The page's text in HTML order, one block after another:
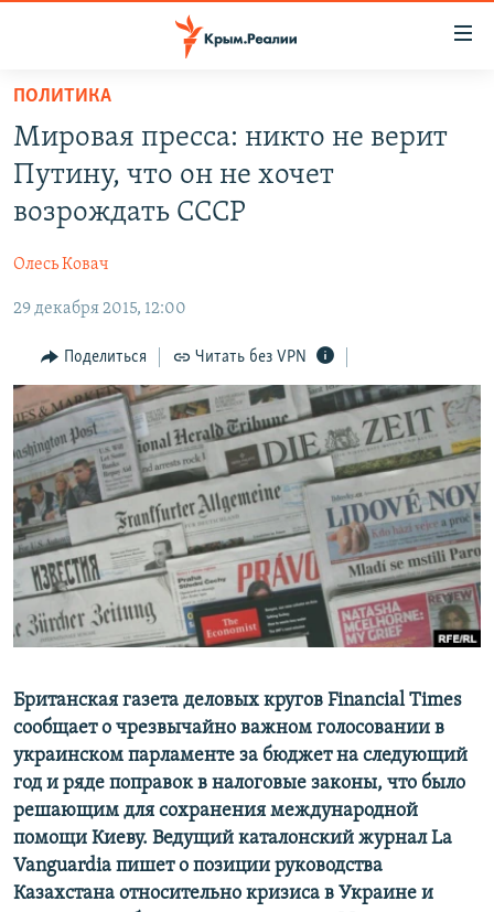
Вернуться
основному
содержанию
Вернутся
главной
Вернутся
поиску
СПЕЦПРОЕКТЫ
ВОДА
ЕЩЕ
ИНТЕРАКТИВ
ИНФОГРАФИКА
ТЕЛЕПРОЕКТ КРЫМ.РЕАЛИИ
СОВЕТЫ ПРАВОЗАЩИТНИКОВ
ПРОПАВШИЕ БЕЗ ВЕСТИ
ПОБЕДИТЕЛЕЙ НЕ СУДЯТ?
КРЫМ.НЕПОКОРЕННЫЙ
ELIFBE
УКРАИНСКАЯ ПРОБЛЕМА КРЫМА
РАДІО СВОБОДА
КАК ОБОЙТИ БЛОКИРОВКУ
Українською
Qırımtatar
ПРИСОЕДИНЯЙТЕСЬ!
ПОЛИТИКА
Мировая пресса: никто не верит
Путину, что он не хочет
возрождать СССР
Олесь Ковач
29 декабря 2015, 12:00
Поделиться Читать без VPN
Британская газета деловых кругов Financial Times
сообщает о чрезвычайно важном голосовании в
украинском парламенте за бюджет на следующий
год и ряде поправок в налоговые законы, что было
решающим для сохранения международной
помощи Киеву. Ведущий каталонский журнал La
Vanguardia пишет о позиции руководства
Казахстана относительно кризиса в Украине и